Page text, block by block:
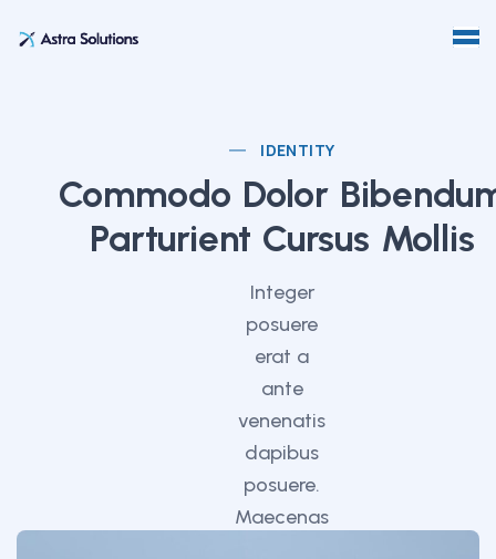
IDENTITY
Commodo Dolor
Parturient Cursus Mollis
Integer
posuere
erat a
ante
venenatis
dapibus
posuere.
Maecenas